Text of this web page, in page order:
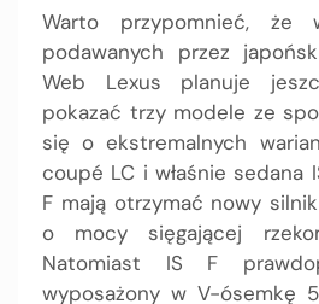
Warto przypomnieć, że
podawanych przez
Web Lexus planuje
pokazać trzy modele ze
się o ekstremalnych
coupé LC i właśnie sedana
F mają otrzymać nowy
o mocy sięgającej
Natomiast IS F
wyposażony w V-ósemkę